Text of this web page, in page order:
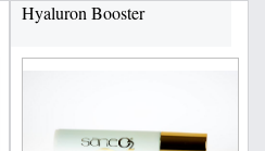
Hyaluron Booster